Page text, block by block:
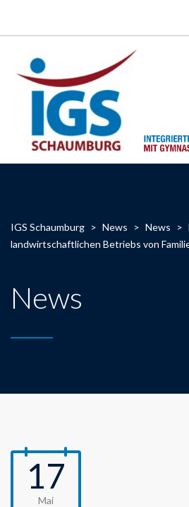
IGS Schaumburg > News > News >
landwirtschaftlichen Betriebs von
News
17
Mai